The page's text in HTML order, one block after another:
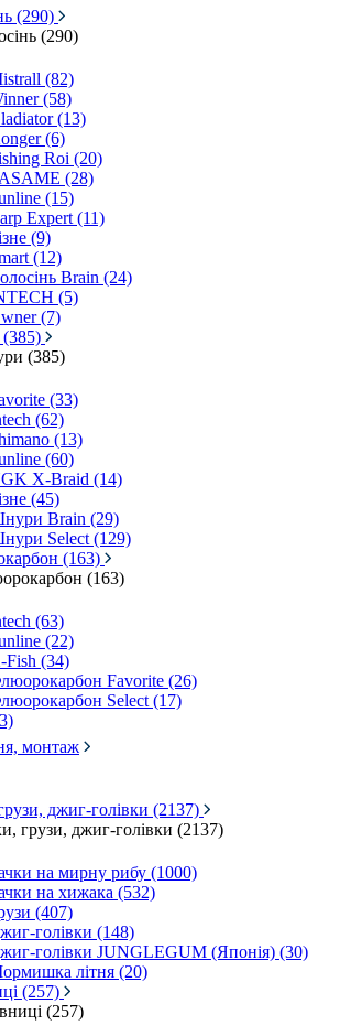
(290)
(290)
(82)
(58)
(13)
(6)
Roi (20)
(28)
(15)
Expert (11)
(9)
(12)
Brain (24)
(5)
(7)
(385)
(33)
(62)
(13)
(60)
X-Braid (14)
(45)
Brain (29)
Select (129)
(163)
(163)
(63)
(22)
Fish (34)
Favorite (26)
Select (17)
монтаж
джиг-голівки (2137)
грузи, джиг-голівки (2137)
на мирну рибу (1000)
на хижака (532)
(407)
голівки (148)
голівки JUNGLEGUM (Японія) (30)
літня (20)
(257)
(257)